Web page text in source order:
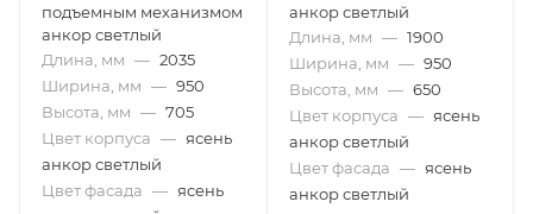
подъемным механизмом
анкор светлый
Длина, мм — 2035
Ширина, мм — 950
Высота, мм — 705
Цвет корпуса — ясень
анкор светлый
Цвет фасада — ясень
анкор светлый
Длина, мм — 1900
Ширина, мм — 950
Высота, мм — 650
Цвет корпуса — ясень
анкор светлый
Цвет фасада — ясень
анкор светлый